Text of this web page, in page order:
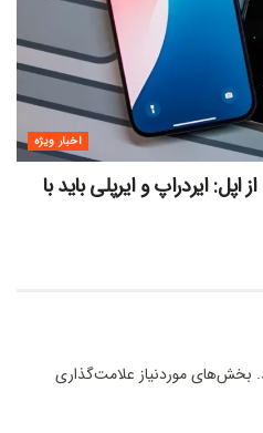
اخبار ویژه
ایردراپ و ایرپلی باید با
بخش‌های موردنیاز علامت‌گذاری